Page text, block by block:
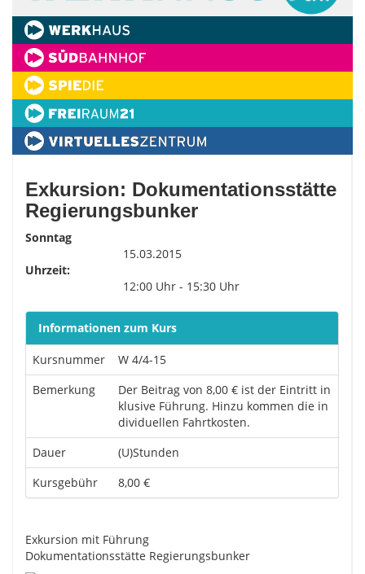
Exkursion: Dokumentationsstätte
Regierungsbunker
Sonntag
15.03.2015
Uhrzeit:
12:00 Uhr - 15:30 Uhr
Informationen zum Kurs
Kursnummer
W 4/4-15
Bemerkung
Der Beitrag von 8,00 € ist der Eintritt in
klusive Führung. Hinzu kommen die in
dividuellen Fahrtkosten.
Dauer
(U)Stunden
Kursgebühr
8,00 €
Exkursion mit Führung
Dokumentationsstätte Regierungsbunker